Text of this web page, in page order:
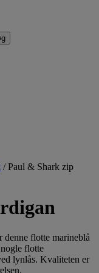
/ Paul & Shark zip
flotte marineblå
flotte
lynlås. Kvaliteten er